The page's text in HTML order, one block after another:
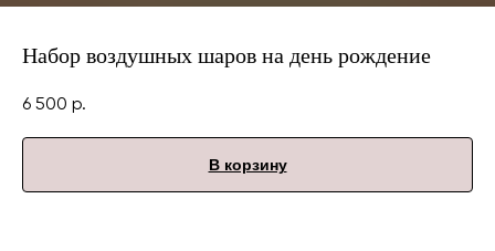
Набор воздушных шаров на день рождение
6 500 р.
В корзину